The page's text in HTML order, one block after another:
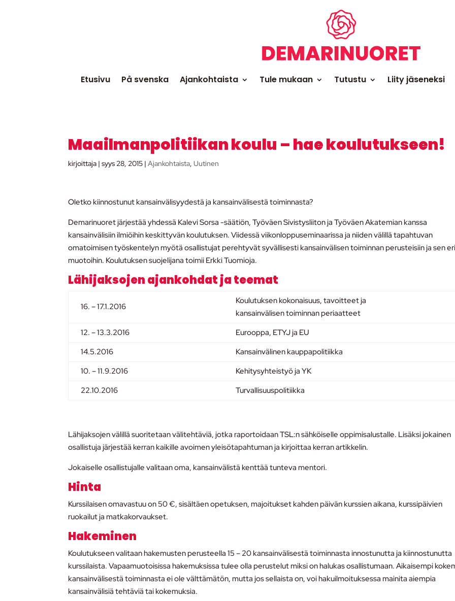
Etusivu På svenska Ajankohtaista Tule mukaan Tutustu Liity jäseneksi
Maailmanpolitiikan koulu – hae koulutukseen!
kirjoittaja |syys 28, 2015 |Ajankohtaista, Uutinen
Oletko kiinnostunut kansainvälisyydestä ja kansainvälisestä toiminnasta?
Demarinuoret järjestää yhdessä Kalevi Sorsa -säätiön, Työväen Sivistysliiton ja Työväen Akatemian kanssa
kansainvälisiin ilmiöihin keskittyvän koulutuksen. Viidessä viikonloppuseminaarissa ja niiden välillä tapahtuvan
omatoimisen työskentelyn myötä osallistujat perehtyvät syvällisesti kansainvälisen toiminnan perusteisiin ja sen eri
muotoihin. Koulutuksen suojelijana toimii Erkki Tuomioja.
Lähijaksojen ajankohdat ja teemat
16. – 17.1.2016
Koulutuksen kokonaisuus, tavoitteet ja
kansainvälisen toiminnan periaatteet
12. – 13.3.2016
Eurooppa, ETYJ ja EU
14.5.2016
Kansainvälinen kauppapolitiikka
10. – 11.9.2016
Kehitysyhteistyö ja YK
22.10.2016
Turvallisuuspolitiikka
Lähijaksojen välillä suoritetaan välitehtäviä, jotka raportoidaan TSL:n sähköiselle oppimisalustalle. Lisäksi jokainen
osallistuja järjestää kerran kaikille avoimen yleisötapahtuman ja kirjoittaa kerran artikkelin.
Jokaiselle osallistujalle valitaan oma, kansainvälistä kenttää tunteva mentori.
Hinta
Kurssilaisen omavastuu on 50 €, sisältäen opetuksen, majoitukset kahden päivän kurssien aikana, kurssipäivien
ruokailut ja matkakorvaukset.
Hakeminen
Koulutukseen valitaan hakemusten perusteella 15 – 20 kansainvälisestä toiminnasta innostunutta ja kiinnostunutta
kurssilaista. Vapaamuotoisissa hakemuksissa tulee olla perustelut miksi on halukas osallistumaan. Aikaisempi
kansainvälisestä toiminnasta ei ole välttämätön, mutta jos sellaista on, voi hakuilmoituksessa mainita aiempia
kansainvälisiä tehtäviä tai kokemuksia.